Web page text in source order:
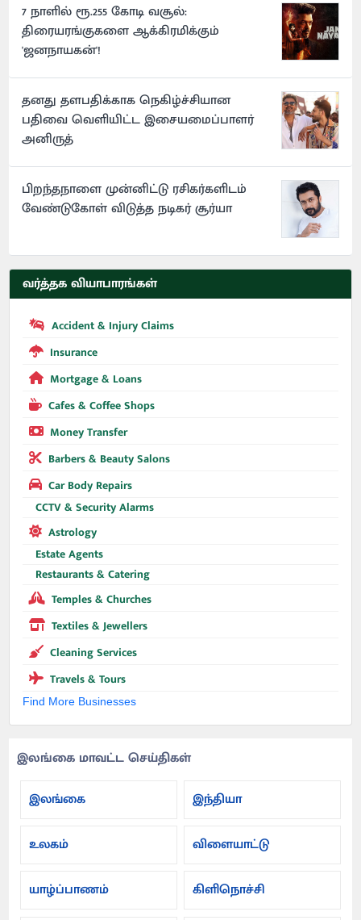
7 நாளில் ரூ.255 கோடி வசூல்:
திரையரங்குகளை ஆக்கிரமிக்கும்
'ஜனநாயகன்'!
தனது தளபதிக்காக நெகிழ்ச்சியான
பதிவை வெளியிட்ட இசையமைப்பாளர்
அனிருத்
பிறந்தநாளை முன்னிட்டு ரசிகர்களிடம்
வேண்டுகோள் விடுத்த நடிகர் சூர்யா
வர்த்தக வியாபாரங்கள்
Accident & Injury Claims
Insurance
Mortgage & Loans
Cafes & Coffee Shops
Money Transfer
Barbers & Beauty Salons
Car Body Repairs
CCTV & Security Alarms
Astrology
Estate Agents
Restaurants & Catering
Temples & Churches
Textiles & Jewellers
Cleaning Services
Travels & Tours
Find More Businesses
இலங்கை மாவட்ட செய்திகள்
இலங்கை
இந்தியா
உலகம் விளையாட்டு
யாழ்ப்பாணம் கிளிநொச்சி